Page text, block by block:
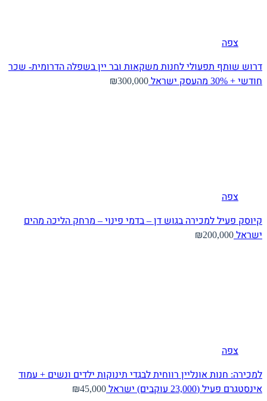
צפה
דרוש שותף תפעולי לחנות משקאות ובר יין בשפלה הדרומית- שכר
חודשי + 30% מהעסק
ישראל ₪300,000
צפה
קיוסק פעיל למכירה בגוש דן – בדמי פינוי – מרחק הליכה מהים
ישראל ₪200,000
צפה
למכירה: חנות אונליין רווחית לבגדי תינוקות ילדים ונשים + עמוד
אינסטגרם פעיל (23,000 עוקבים)
ישראל ₪45,000